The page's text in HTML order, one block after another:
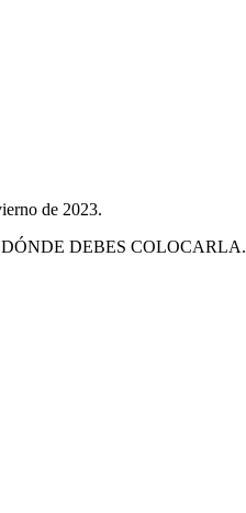
de 2023.
DÓNDE DEBES COLOCARLA.